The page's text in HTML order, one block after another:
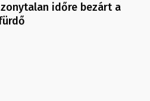
időre bezárt a